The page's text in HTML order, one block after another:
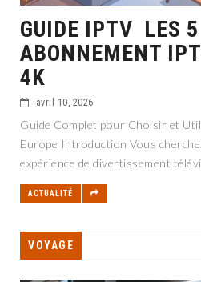
GUIDE IPTV LES
ABONNEMENT
4K
avril 10, 2026
Guide Complet pour Choisir et
Europe Introduction Vous
expérience de divertissement télévi
ACTUALITÉ
VOYAGE